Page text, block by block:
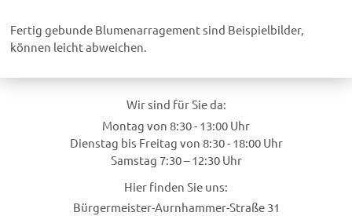
Fertig gebunde Blumenarragement sind Beispielbilder,
können leicht abweichen.
Wir sind für Sie da:
Montag von 8:30 - 13:00 Uhr
Dienstag bis Freitag von 8:30 - 18:00 Uhr
Samstag 7:30 – 12:30 Uhr
Hier finden Sie uns:
Bürgermeister-Aurnhammer-Straße 31